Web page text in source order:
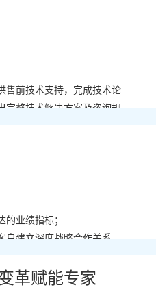
调能力和团队管理能力；
产品规划、产品需求文档撰
和监控，确保按时交付项目；
术产品开发信息，分析及跟
融入到产品中去。
前技术支持，完成技术论证
责，协助客户经理完成商务洽
整技术解决方案及咨询规划
备和储备的同时，着手开发行
参与销售项目的所有技术工
投标文件技术部分以及现场讲
与产品销售，建立和维护技
项目统筹管理，以推动项目活
分析，需求确认，协助产品
作，以达到渠道和产品的相互
系统、低压电气/控制系统等
调能力和团队管理能力；
业绩指标；
建立深度战略合作关系，形
，并作为订单第一负责人管
革赋能专家